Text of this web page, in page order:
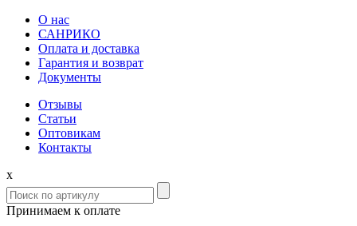
О нас
САНРИКО
Оплата и доставка
Гарантия и возврат
Документы
Отзывы
Статьи
Оптовикам
Контакты
x
Принимаем к оплате